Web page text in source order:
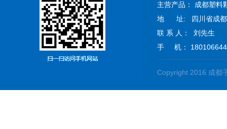
主营产品： 成都塑料
地 址: 四川省成都
联 系 人： 刘先生
手 机：
Copyright 2016 成都